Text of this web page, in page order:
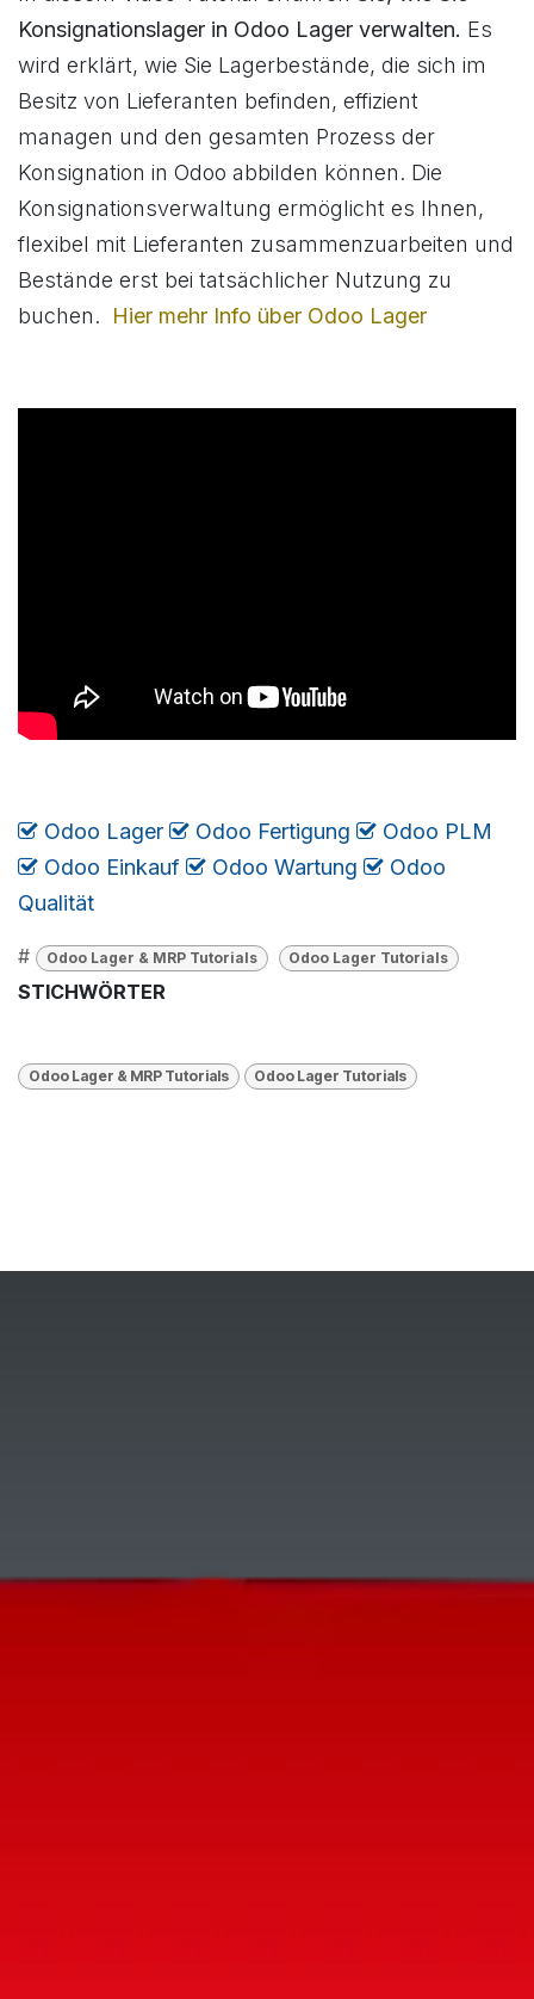
Konsignationslager in Odoo Lager verwalten. Es
wird erklärt, wie Sie Lagerbestände, die sich im
Besitz von Lieferanten befinden, effizient
managen und den gesamten Prozess der
Konsignation in Odoo abbilden können. Die
Konsignationsverwaltung ermöglicht es Ihnen,
flexibel mit Lieferanten zusammenzuarbeiten und
Bestände erst bei tatsächlicher Nutzung zu
buchen. Hier mehr Info über Odoo Lager
Odoo Lager Odoo Fertigung Odoo PLM
Odoo Einkauf
Odoo Wartung
Odoo
Qualität
# Odoo Lager & MRP Tutorials Odoo Lager Tutorials
STICHWÖRTER
Odoo Lager & MRP Tutorials Odoo Lager Tutorials